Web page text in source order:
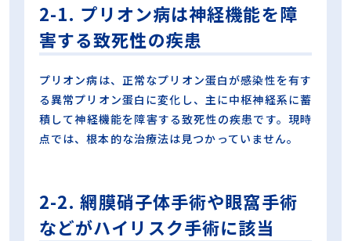
2-1. プリオン病は神経機能を障
害する致死性の疾患
プリオン病は、正常なプリオン蛋白が感染性を有す
る異常プリオン蛋白に変化し、主に中枢神経系に蓄
積して神経機能を障害する致死性の疾患です。現時
点では、根本的な治療法は見つかっていません。
2-2. 網膜硝子体手術や眼窩手術
などがハイリスク手術に該当